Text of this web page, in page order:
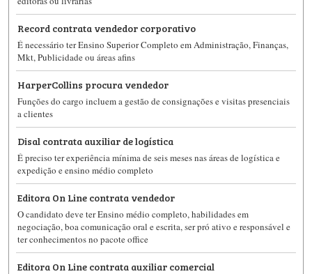
Record contrata vendedor corporativo
É necessário ter Ensino Superior Completo em Administração, Finanças,
Mkt, Publicidade ou áreas afins
HarperCollins procura vendedor
Funções do cargo incluem a gestão de consignações e visitas presenciais
a clientes
Disal contrata auxiliar de logística
É preciso ter experiência mínima de seis meses nas áreas de logística e
expedição e ensino médio completo
Editora On Line contrata vendedor
O candidato deve ter Ensino médio completo, habilidades em
negociação, boa comunicação oral e escrita, ser pró ativo e responsável e
ter conhecimentos no pacote office
Editora On Line contrata auxiliar comercial